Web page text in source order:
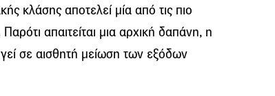
κλάσης αποτελεί μία από τις πιο
απαιτείται μια αρχική δαπάνη, η
σε αισθητή μείωση των εξόδων